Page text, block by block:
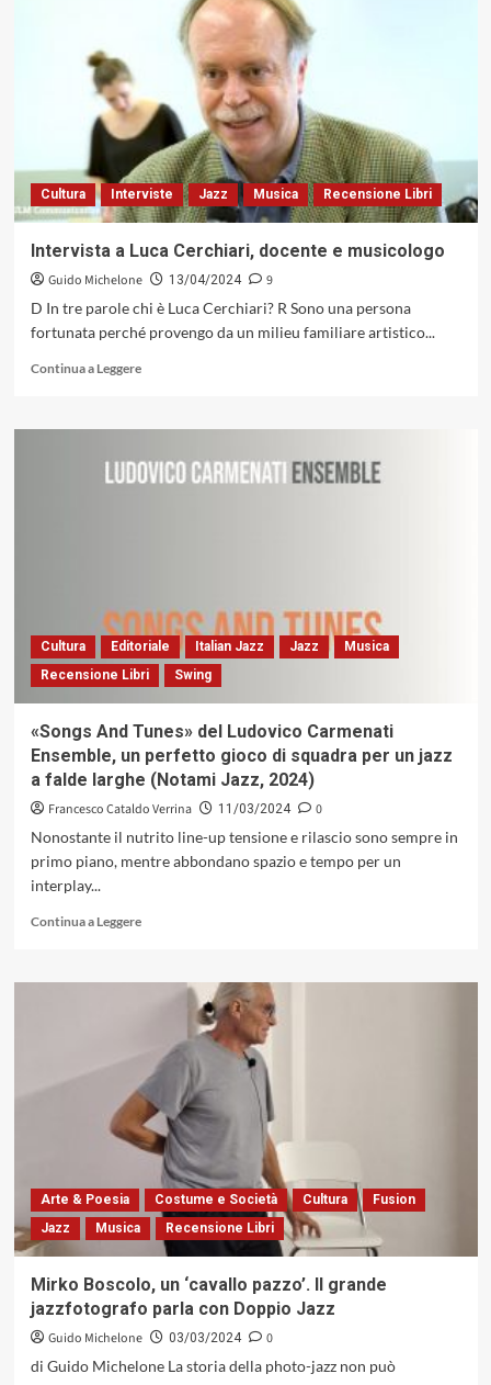
Divano,
confluenze
intersezionali
Cultura Interviste Jazz Musica Recensione Libri
Intervista a Luca Cerchiari, docente e musicologo
Guido Michelone 13/04/2024
9
D In tre parole chi è Luca Cerchiari? R Sono una persona
fortunata perché provengo da un milieu familiare artistico...
Continua a LeggereLeggi
su
a
Cultura Editoriale Italian Jazz Jazz
Musica
Recensione Libri
Swing
«Songs And Tunes» del Ludovico Carmenati
Ensemble, un perfetto gioco di squadra per un jazz
a falde larghe (Notami Jazz, 2024)
Francesco Cataldo Verrina 11/03/2024
0
Nonostante il nutrito line-up tensione e rilascio sono sempre in
primo piano, mentre abbondano spazio e tempo per un
interplay...
Continua a LeggereLeggi
su
Tunes»
del
Ludovico
Carmenati
Ensemble,
un
perfetto
gioco
di
squadra
jazz
a
falde
(Notami
Arte & Poesia Costume e Società Cultura
Fusion
Jazz
Musica Recensione Libri
Mirko Boscolo, un ‘cavallo pazzo’. Il grande
jazzfotografo parla con Doppio Jazz
Guido Michelone 03/03/2024
0
di Guido Michelone La storia della photo-jazz non può